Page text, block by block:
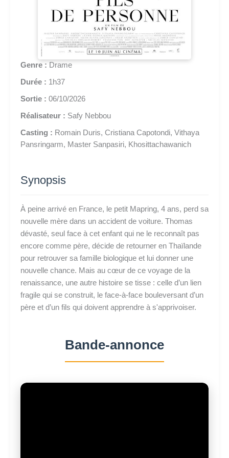
Genre : Drame
Durée : 1h37
Sortie : 06/10/2026
Réalisateur : Safy Nebbou
Casting : Romain Duris, Cristiana Capotondi, Vithaya
Pansringarm, Master Sanpasiri, Khosittachawanich
Synopsis
À peine arrivé en France, le petit Mapring, 4 ans, perd sa
nouvelle mère dans un accident de voiture. Thomas
dévasté, seul face à cet enfant qui ne le reconnaît pas
encore comme père, décide de retourner en Thaïlande
pour retrouver sa famille biologique et lui donner une
nouvelle chance. Mais au cœur de ce voyage de la
renaissance, une autre histoire se tisse : celle d’un lien
fragile qui se construit, le face-à-face bouleversant d’un
père et d’un fils qui doivent apprendre à s'apprivoiser.
Bande-annonce